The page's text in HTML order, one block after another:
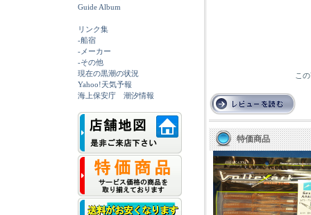
Guide Album
リンク集
-船宿
-メーカー
-その他
現在の黒潮の状況
Yahoo!天気予報
海上保安庁 潮汐情報
こ
特価商品